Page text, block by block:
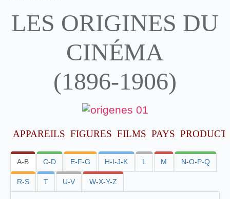
LES ORIGINES DU
CINÉMA
(1896-1906)
APPAREILS FIGURES FILMS PAYS
A-B C-D E-F-G H-I-J-K L M N-O-P-Q
R-S T U-V W-X-Y-Z